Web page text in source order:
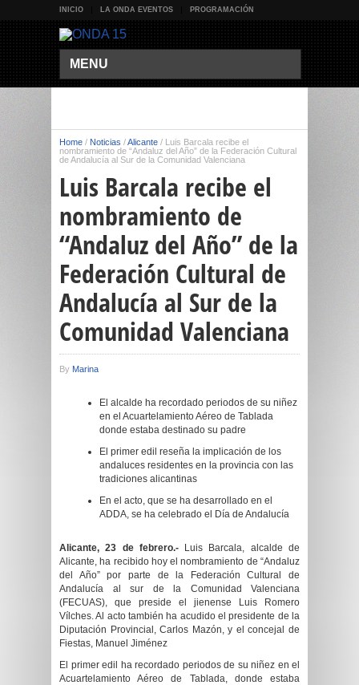
INICIO LA ONDA EVENTOS PROGRAMACIÓN
MENU
Home / Noticias /Alicante / Luis Barcala recibe el
nombramiento de “Andaluz del Año” de la Federación Cultural
de Andalucía al Sur de la Comunidad Valenciana
Luis Barcala recibe el
nombramiento de
“Andaluz del Año” de la
Federación Cultural de
Andalucía al Sur de la
Comunidad Valenciana
By Marina
El alcalde ha recordado periodos de su niñez
en el Acuartelamiento Aéreo de Tablada
donde estaba destinado su padre
El primer edil reseña la implicación de los
andaluces residentes en la provincia con las
tradiciones alicantinas
En el acto, que se ha desarrollado en el
ADDA, se ha celebrado el Día de Andalucía
Alicante,23 de febrero.-
Luis Barcala, alcalde de
Alicante, ha recibido hoyel nombramiento de “Andaluz
del Año” por parte de la Federación Cultural de
Andalucía al sur de la Comunidad Valenciana
(FECUAS), que preside el jienense Luis Romero
Vílches. Al acto también ha acudido el presidente de la
Diputación Provincial, Carlos Mazón, y el concejal de
Fiestas, Manuel Jiménez
El primer edil ha recordado periodos de su niñez en el
Acuartelamiento Aéreo de Tablada, donde estaba